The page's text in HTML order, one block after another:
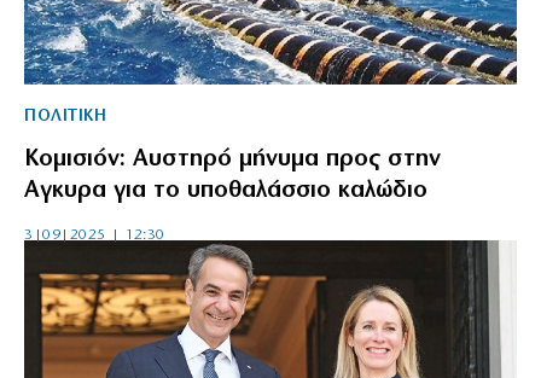
ΠΟΛΙΤΙΚΗ
Κομισιόν: Αυστηρό μήνυμα προς στην
Αγκυρα για το υποθαλάσσιο καλώδιο
3|09|2025 | 12:30